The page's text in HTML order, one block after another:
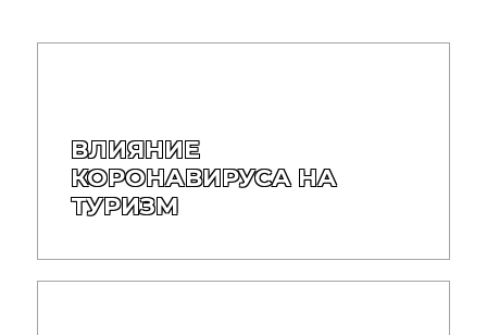
ВЛИЯНИЕ
КОРОНАВИРУСА НА
ТУРИЗМ